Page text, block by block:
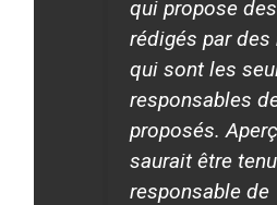
qui propose
rédigés par des
qui sont les
responsables
proposés.
saurait être
responsable de